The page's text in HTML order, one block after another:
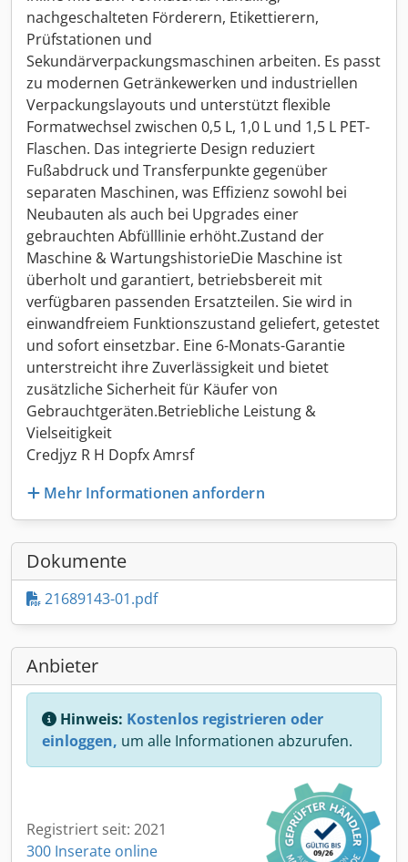
nachgeschalteten Förderern, Etikettierern,
Prüfstationen und
Sekundärverpackungsmaschinen arbeiten. Es passt
zu modernen Getränkewerken und industriellen
Verpackungslayouts und unterstützt flexible
Formatwechsel zwischen 0,5 L, 1,0 L und 1,5 L PET-
Flaschen. Das integrierte Design reduziert
Fußabdruck und Transferpunkte gegenüber
separaten Maschinen, was Effizienz sowohl bei
Neubauten als auch bei Upgrades einer
gebrauchten Abfülllinie erhöht.Zustand der
Maschine & WartungshistorieDie Maschine ist
überholt und garantiert, betriebsbereit mit
verfügbaren passenden Ersatzteilen. Sie wird in
einwandfreiem Funktionszustand geliefert, getestet
und sofort einsetzbar. Eine 6-Monats-Garantie
unterstreicht ihre Zuverlässigkeit und bietet
zusätzliche Sicherheit für Käufer von
Gebrauchtgeräten.Betriebliche Leistung &
Vielseitigkeit
Credjyz R H Dopfx Amrsf
Mehr Informationen anfordern
Dokumente
21689143-01.pdf
Anbieter
Hinweis: Kostenlos registrieren oder
einloggen, um alle Informationen abzurufen.
Registriert seit: 2021
300 Inserate online